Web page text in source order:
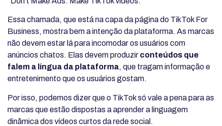
Essa chamada, que está na capa da página do TikTok For
Business, mostra bem a intenção da plataforma. As marcas
não devem estar lá para incomodar os usuários com
anúncios chatos. Elas devem produzir conteúdos que
falem a língua da plataforma, que tragam informação e
entretenimento que os usuários gostam.
Por isso, podemos dizer que o TikTok só vale a pena para as
marcas que estão dispostas a aprender a linguagem
dinâmica dos vídeos curtos da rede social.